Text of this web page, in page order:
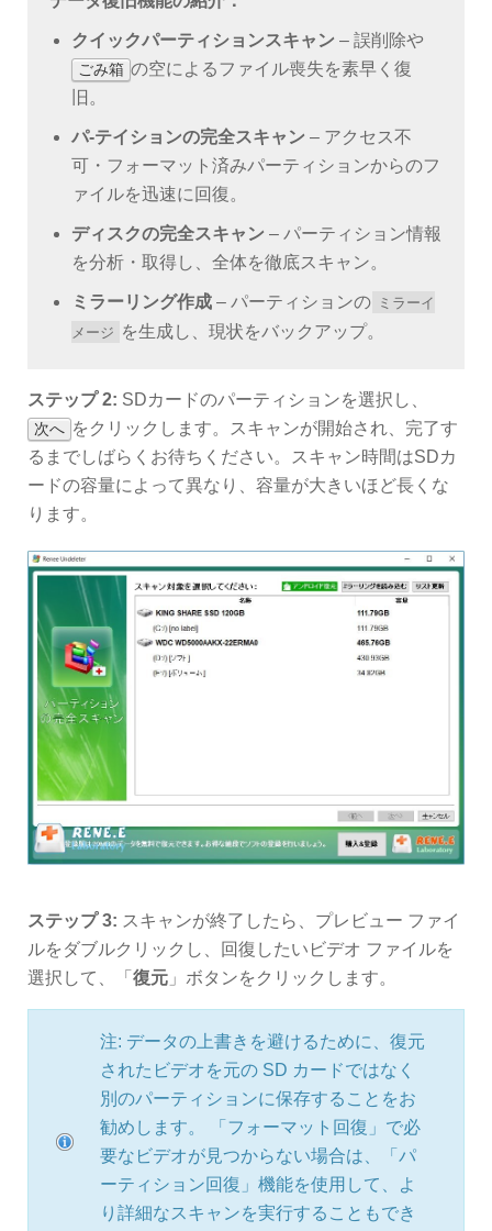
クイックパーティションスキャン – 誤削除や
ごみ箱 の空によるファイル喪失を素早く復
旧。
パ-テイションの完全スキャン – アクセス不
可・フォーマット済みパーティションからのフ
ァイルを迅速に回復。
ディスクの完全スキャン – パーティション情報
を分析・取得し、全体を徹底スキャン。
ミラーリング作成 – パーティションの ミラーイ
メージ を生成し、現状をバックアップ。
ステップ 2: SDカードのパーティションを選択し、
次へ をクリックします。スキャンが開始され、完了す
るまでしばらくお待ちください。スキャン時間はSDカ
ードの容量によって異なり、容量が大きいほど長くな
ります。
ステップ 3: スキャンが終了したら、プレビュー ファイ
ルをダブルクリックし、回復したいビデオ ファイルを
選択して、「 復元 」ボタンをクリックします。
注: データの上書きを避けるために、復元
されたビデオを元の SD カードではなく
別のパーティションに保存することをお
勧めします。 「フォーマット回復」で必
要なビデオが見つからない場合は、「パ
ーティション回復」機能を使用して、よ
り詳細なスキャンを実行することもでき